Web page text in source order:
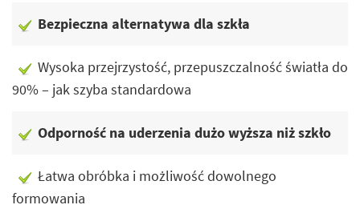
Bezpieczna alternatywa dla szkła
Wysoka przejrzystość, przepuszczalność światła do
90% – jak szyba standardowa
Odporność na uderzenia dużo wyższa niż szkło
Łatwa obróbka i możliwość dowolnego
formowania